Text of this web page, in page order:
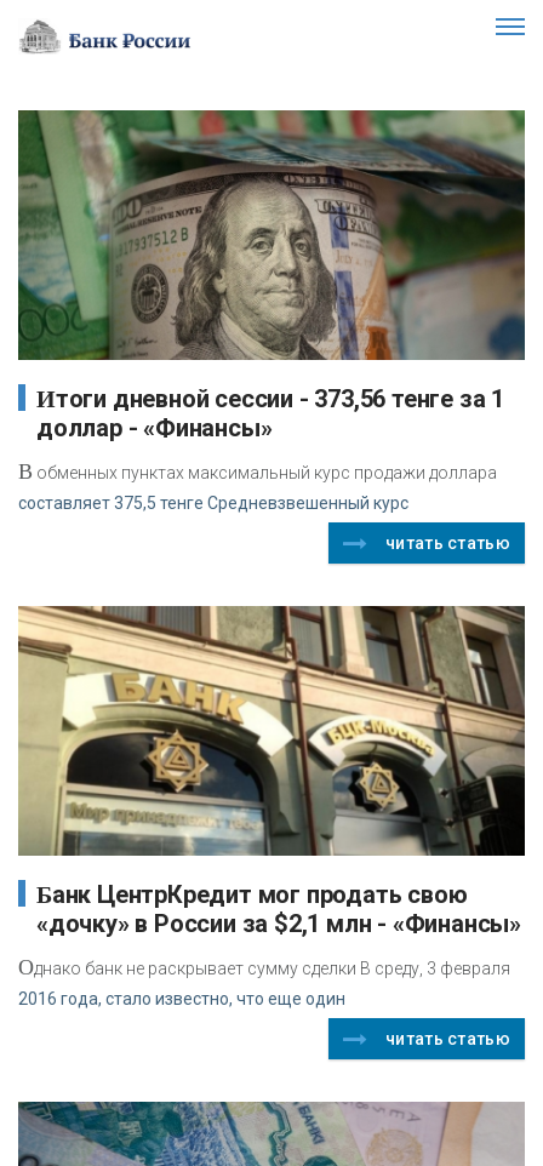
Итоги дневной сессии - 373,56 тенге за 1
доллар - «Финансы»
В обменных пунктах максимальный курс продажи доллара
составляет 375,5 тенге Средневзвешенный курс
читать статью
Банк ЦентрКредит мог продать свою
«дочку» в России за $2,1 млн - «Финансы»
Однако банк не раскрывает сумму сделки В среду, 3 февраля
2016 года, стало известно, что еще один
читать статью